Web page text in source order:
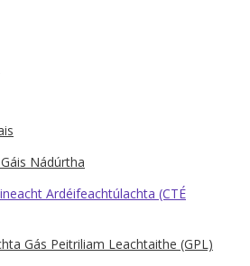
Nádúrtha
Ardéifeachtúlachta (CTÉ
Gás Peitriliam Leachtaithe (GPL)